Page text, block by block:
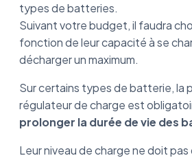
types de batteries.
Suivant votre budget, il faudra
fonction de leur capacité à se
décharger un maximum.
Sur certains types de batterie, la
régulateur de charge est
prolonger la durée de vie des
Leur niveau de charge ne doit